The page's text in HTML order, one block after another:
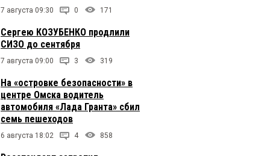
7 августа 09:30 0 171
Сергею КОЗУБЕНКО продлили
СИЗО до сентября
7 августа 09:00 3 319
На «островке безопасности» в
центре Омска водитель
автомобиля «Лада Гранта» сбил
семь пешеходов
6 августа 18:02 4 858